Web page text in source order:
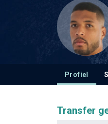
Profiel
Transfer